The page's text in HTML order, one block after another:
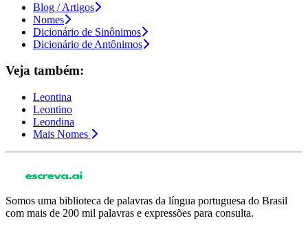
Blog / Artigos
Nomes
Dicionário de Sinônimos
Dicionário de Antônimos
Veja também:
Leontina
Leontino
Leondina
Mais Nomes
Somos uma biblioteca de palavras da língua portuguesa do Brasil
com mais de 200 mil palavras e expressões para consulta.